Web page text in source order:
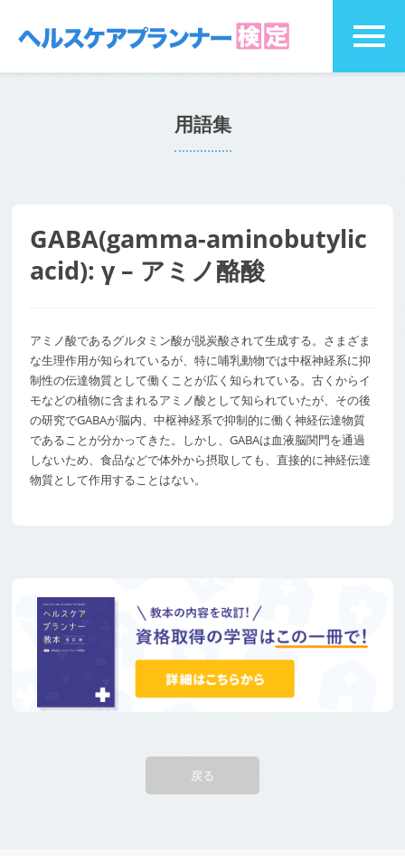
用語集
GABA(gamma-aminobutylic
acid): γ – アミノ酪酸
アミノ酸であるグルタミン酸が脱炭酸されて生成する。さまざま
な生理作用が知られているが、特に哺乳動物では中枢神経系に抑
制性の伝達物質として働くことが広く知られている。古くからイ
モなどの植物に含まれるアミノ酸として知られていたが、その後
の研究でGABAが脳内、中枢神経系で抑制的に働く神経伝達物質
であることが分かってきた。しかし、GABAは血液脳関門を通過
しないため、食品などで体外から摂取しても、直接的に神経伝達
物質として作用することはない。
戻る